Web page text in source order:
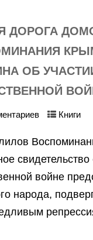
ДОРОГА
ОБ
Книги
войне
народа,